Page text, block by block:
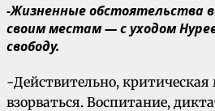
-Жизненные обстоятельства
своим местам — с уходом
свободу.
-Действительно, критическая
взорваться. Воспитание,